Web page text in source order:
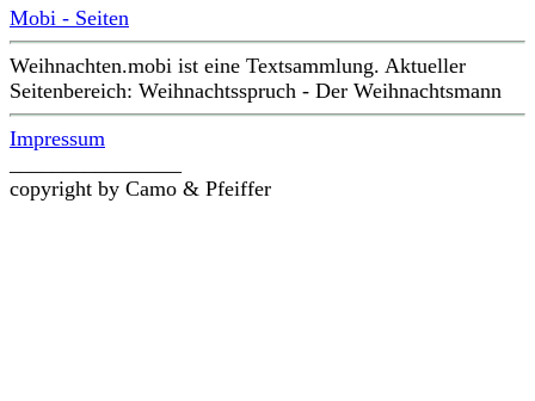
Mobi - Seiten
Weihnachten.mobi ist eine Textsammlung. Aktueller
Seitenbereich: Weihnachtsspruch - Der Weihnachtsmann
Impressum
copyright by Camo & Pfeiffer